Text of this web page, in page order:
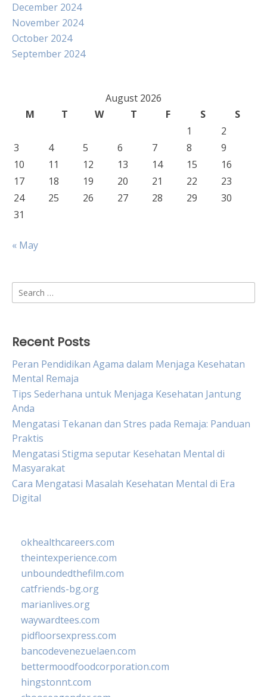
December 2024
November 2024
October 2024
September 2024
August 2026
M
T W T F S
S
1
2
3
4 5 6 7 8
9
10
11 12 13 14 15
16
17
18 19 20 21 22
23
24
25 26 27 28 29
30
31
« May
Search
for:
Recent Posts
Peran Pendidikan Agama dalam Menjaga Kesehatan
Mental Remaja
Tips Sederhana untuk Menjaga Kesehatan Jantung
Anda
Mengatasi Tekanan dan Stres pada Remaja: Panduan
Praktis
Mengatasi Stigma seputar Kesehatan Mental di
Masyarakat
Cara Mengatasi Masalah Kesehatan Mental di Era
Digital
okhealthcareers.com
theintexperience.com
unboundedthefilm.com
catfriends-bg.org
marianlives.org
waywardtees.com
pidfloorsexpress.com
bancodevenezuelaen.com
bettermoodfoodcorporation.com
hingstonnt.com